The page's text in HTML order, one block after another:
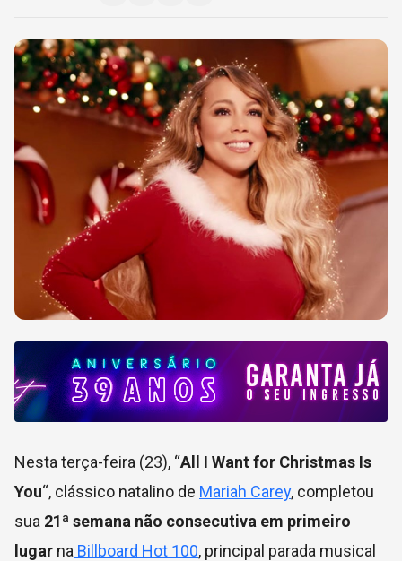
Nesta terça-feira (23), “All I Want for Christmas Is
You“, clássico natalino de Mariah Carey, completou
sua 21ª semana não consecutiva em primeiro
lugar na Billboard Hot 100, principal parada musical